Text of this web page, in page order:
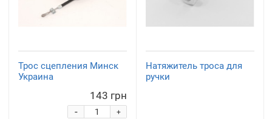
Трос сцепления Минск
Украина
143 грн
+
-
Натяжитель троса для
ручки